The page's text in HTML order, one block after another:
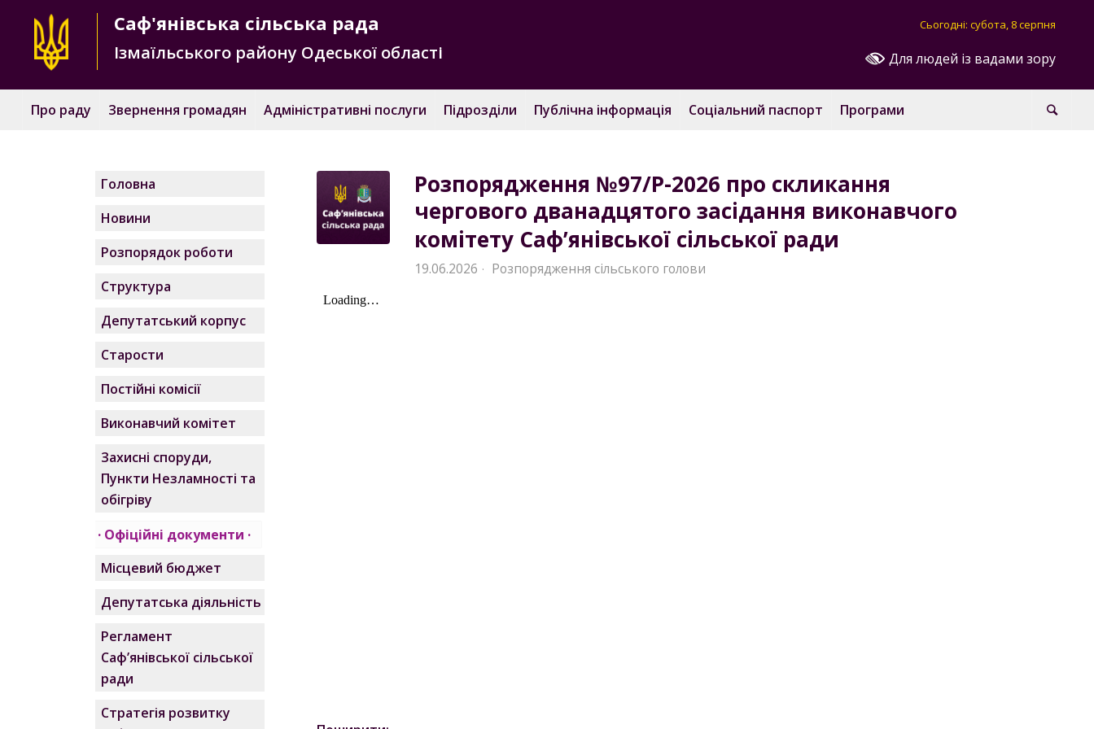
Для людей із вадами зору
Сьогодні: субота, 8 серпня
Саф'янівська сільська рада
Ізмаїльського району Одеської області
Про раду Звернення громадян Адміністративні послуги Підрозділи Публічна інформація Соціальний паспорт Програми
Розпорядження №97/Р-2026 про скликання
чергового дванадцятого засідання виконавчого
комітету Саф’янівської сільської ради
19.06.2026 · Розпорядження сільського голови
Головна
Новини
Розпорядок роботи
Структура
Депутатський корпус
Старости
Постійні комісії
Виконавчий комітет
Захисні споруди,
Пункти Незламності та
обігріву
Офіційні документи
Місцевий бюджет
Депутатська діяльність
Регламент
Саф’янівської сільської
ради
Стратегія розвитку